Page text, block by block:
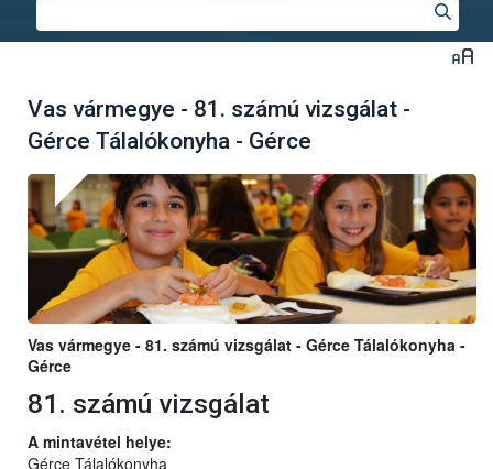
Vas vármegye - 81. számú vizsgálat -
Gérce Tálalókonyha - Gérce
Vas vármegye - 81. számú vizsgálat - Gérce Tálalókonyha -
Gérce
81. számú vizsgálat
A mintavétel helye:
Gérce Tálalókonyha